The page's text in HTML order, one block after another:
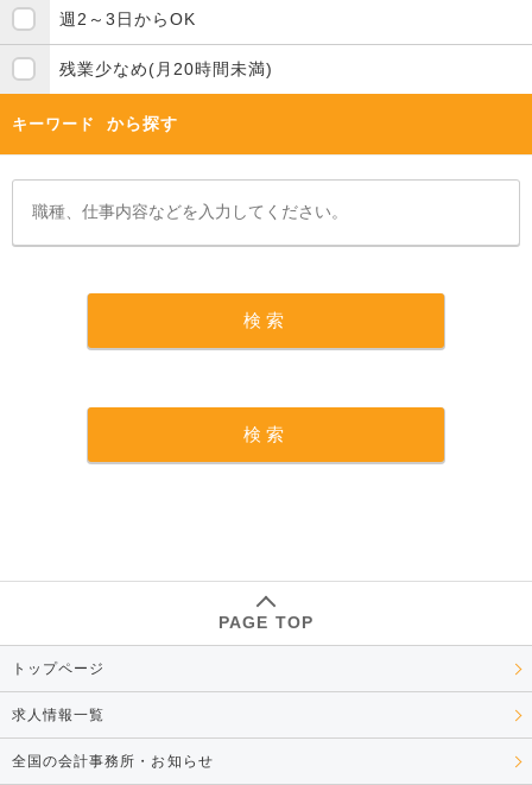
週2～3日からOK
残業少なめ(月20時間未満)
キーワード から探す
PAGE TOP
トップページ
求人情報一覧
全国の会計事務所・お知らせ